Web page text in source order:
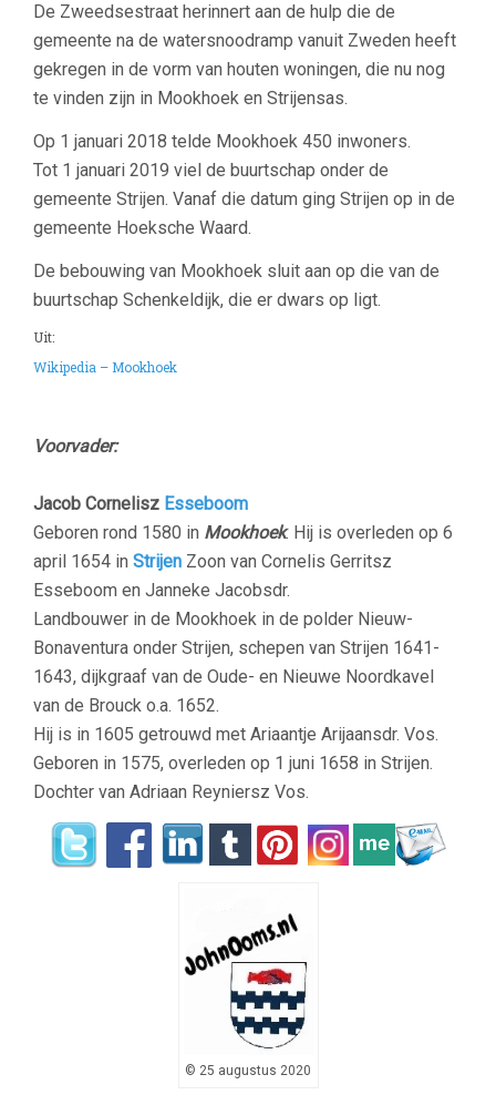
De Zweedsestraat herinnert aan de hulp die de
gemeente na de watersnoodramp vanuit Zweden heeft
gekregen in de vorm van houten woningen, die nu nog
te vinden zijn in Mookhoek en Strijensas.
Op 1 januari 2018 telde Mookhoek 450 inwoners.
Tot 1 januari 2019 viel de buurtschap onder de
gemeente Strijen. Vanaf die datum ging Strijen op in de
gemeente Hoeksche Waard.
De bebouwing van Mookhoek sluit aan op die van de
buurtschap Schenkeldijk, die er dwars op ligt.
Uit:
Wikipedia – Mookhoek
Voorvader:
Jacob Cornelisz Esseboom
Geboren rond 1580 in Mookhoek. Hij is overleden op 6
april 1654 in Strijen Zoon van Cornelis Gerritsz
Esseboom en Janneke Jacobsdr.
Landbouwer in de Mookhoek in de polder Nieuw-
Bonaventura onder Strijen, schepen van Strijen 1641-
1643, dijkgraaf van de Oude- en Nieuwe Noordkavel
van de Brouck o.a. 1652.
Hij is in 1605 getrouwd met Ariaantje Arijaansdr. Vos.
Geboren in 1575, overleden op 1 juni 1658 in Strijen.
Dochter van Adriaan Reyniersz Vos.
© 25 augustus 2020